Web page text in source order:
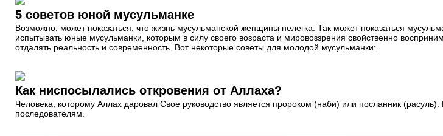
5 советов юной мусульманке
Возможно, может показаться, что жизнь мусульманской женщины нелегка. Так может показаться
испытывать юные мусульманки, которым в силу своего возраста и мировоззрения свойственно
отдалять реальность и современность. Вот некоторые советы для молодой мусульманки:
Как ниспосылались откровения от Аллаха?
Человека, которому Аллах даровал Свое руководство является пророком (наби) или посланник
последователям.